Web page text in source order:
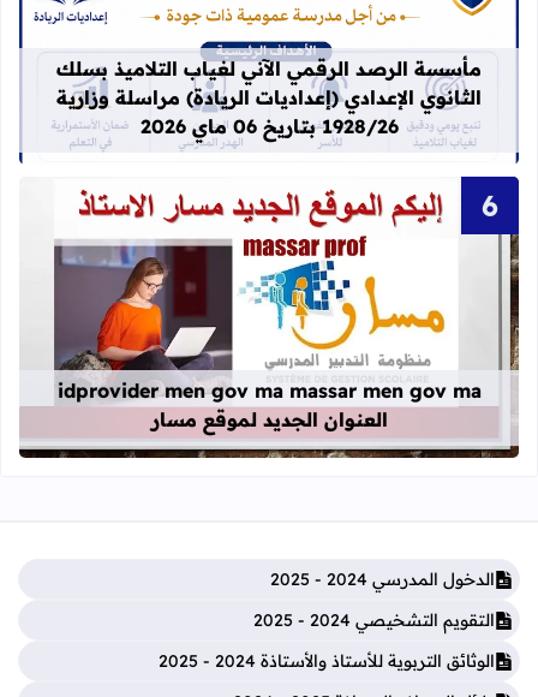
قراءة المزيد عن مأسسة الرصد الرقمي الآني
مأسسة الرصد الرقمي الآني لغياب التلاميذ بسلك
الثانوي الإعدادي (إعداديات الريادة) مراسلة وزارية
1928/26 بتاريخ 06 ماي 2026
قراءة المزيد عن idprovider men gov ma massar men gov ma العنوان الجديد لموقع مسار
idprovider men gov ma massar men gov ma
العنوان الجديد لموقع مسار
الدخول المدرسي 2024 - 2025
التقويم التشخيصي 2024 - 2025
الوثائق التربوية للأستاذ والأستاذة 2024 - 2025